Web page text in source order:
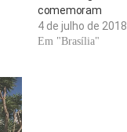
comemoram
4 de julho de 2018
Em "Brasília"